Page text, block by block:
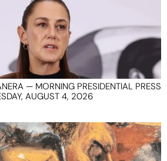
— MORNING PRESIDENTIAL PRESS
AUGUST 4, 2026